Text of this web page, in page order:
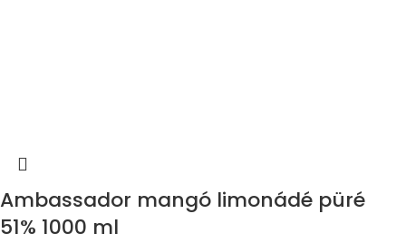
Ambassador mangó limonádé püré
51% 1000 ml